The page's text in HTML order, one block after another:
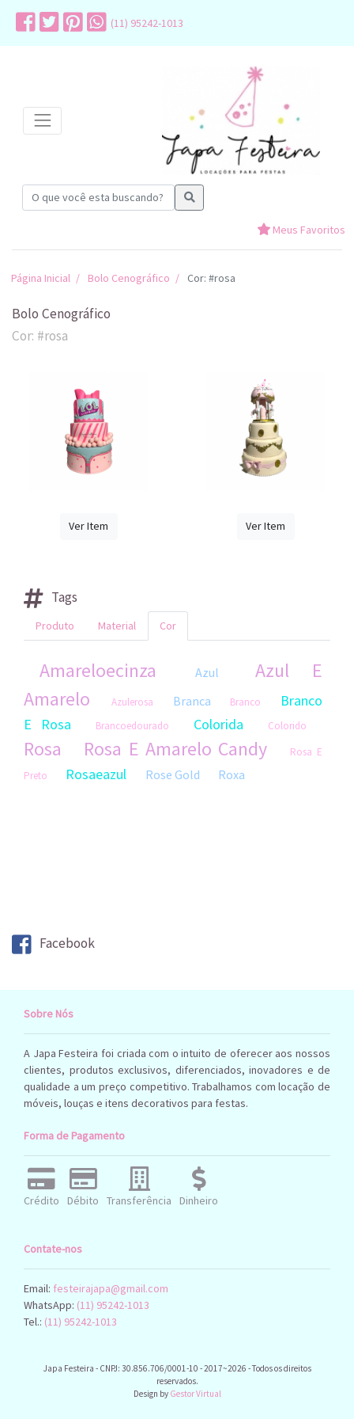
(11) 95242-1013
Meus Favoritos
Página Inicial Bolo Cenográfico Cor: #rosa
Bolo Cenográfico
Cor: #rosa
Ver Item Ver Item
Tags
Produto Material Cor
Amareloecinza Azul
Azul E
Amarelo
Azulerosa Branca Branco
Branco
E Rosa
Brancoedourado Colorida Colorido
Rosa Rosa E Amarelo Candy
Rosa E
Preto
Rosaeazul Rose Gold Roxa
Facebook
Sobre Nós
A Japa Festeira foi criada com o intuito de oferecer aos nossos
clientes, produtos exclusivos, diferenciados, inovadores e de
qualidade a um preço competitivo. Trabalhamos com locação de
móveis, louças e itens decorativos para festas.
Forma de Pagamento
Crédito Débito Transferência Dinheiro
Contate-nos
Email: festeirajapa@gmail.com
WhatsApp: (11) 95242-1013
Tel.: (11) 95242-1013
Japa Festeira - CNPJ: 30.856.706/0001-10 - 2017~2026 - Todos os direitos
reservados.
Design by Gestor Virtual